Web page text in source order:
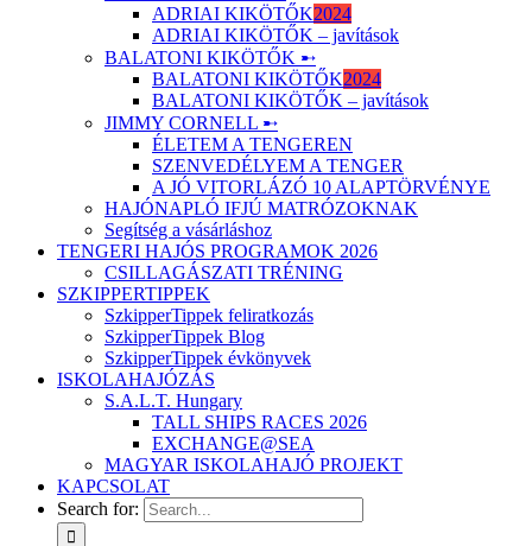
ADRIAI KIKÖTŐK2024
ADRIAI KIKÖTŐK – javítások
BALATONI KIKÖTŐK ➸
BALATONI KIKÖTŐK2024
BALATONI KIKÖTŐK – javítások
JIMMY CORNELL ➸
ÉLETEM A TENGEREN
SZENVEDÉLYEM A TENGER
A JÓ VITORLÁZÓ 10 ALAPTÖRVÉNYE
HAJÓNAPLÓ IFJÚ MATRÓZOKNAK
Segítség a vásárláshoz
TENGERI HAJÓS PROGRAMOK 2026
CSILLAGÁSZATI TRÉNING
SZKIPPERTIPPEK
SzkipperTippek feliratkozás
SzkipperTippek Blog
SzkipperTippek évkönyvek
ISKOLAHAJÓZÁS
S.A.L.T. Hungary
TALL SHIPS RACES 2026
EXCHANGE@SEA
MAGYAR ISKOLAHAJÓ PROJEKT
KAPCSOLAT
Search for: